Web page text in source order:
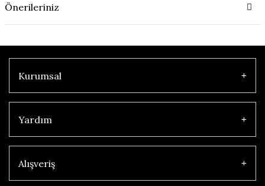
Önerileriniz
Kurumsal
Yardım
Alışveriş